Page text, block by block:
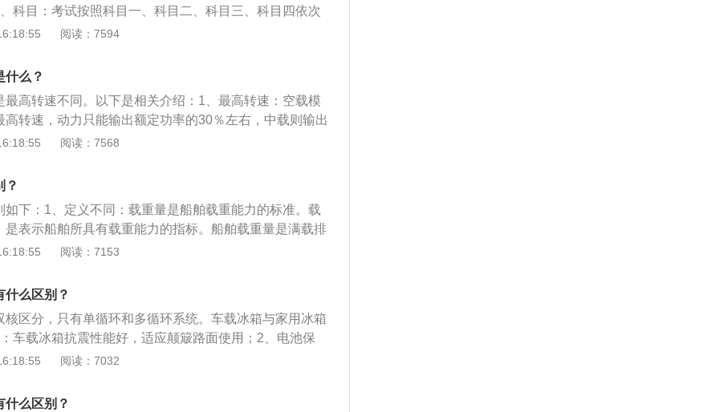
科目：考试按照科目一、科目二、科目三、科目四依次
科目二、三只能各考五次，未过就要重新交学车费，根
格的其他的科目成绩全部作废，若想拿驾照，只能重新
阅读：7594
什么？
最高转速不同。以下是相关介绍：1、最高转速：空载模
高转速，动力只能输出额定功率的30％左右，中载则输出
部输出。2、电控单元：德龙空载和重载时候，电控单元
额外的功率消耗，从而达到节省整车油耗。
阅读：7568
？
如下：1、定义不同：载重量是船舶载重能力的标准。载
是表示船舶所具有载重能力的指标。船舶载重量是满载排
，用吨位表示，载重量的计算公式为载重量=满载排水
：载重量是指船舶所允许装载的旅客、货物、燃料、淡
载物质量表示汽车可能载人、载物的总质量。
阅读：7153
什么区别？
核区分，只有单循环和多循环系统。车载冰箱与家用冰箱
车载冰箱抗震性能好，适应颠簸路面使用；2、电池保
保护设定值后会自动断电，保护汽车正常启动；3、E-m
的正常使用；4、防倾倒保护：车载冰箱使用时，轻微
阅读：7032
什么区别？